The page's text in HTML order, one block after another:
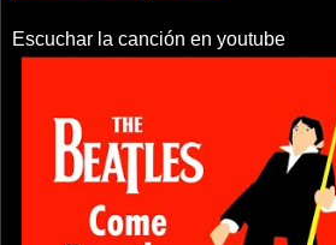
Escuchar la canción en youtube